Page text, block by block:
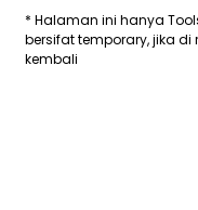
* Halaman ini hanya
bersifat temporary, jika
kembali